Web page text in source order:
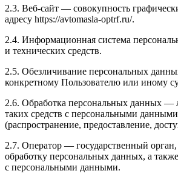
2.3. Веб-сайт — совокупность
адресу https://avtomasla-optrf.ru/.
2.4. Информационная система
и технических средств.
2.5. Обезличивание персональных
конкретному Пользователю или иному
2.6. Обработка персональных данных —
таких средств с персональными
(распространение, предоставление,
2.7. Оператор — государственный
обработку персональных данных, а
с персональными данными.